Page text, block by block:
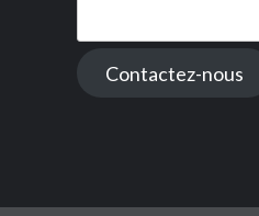
Contactez-nous